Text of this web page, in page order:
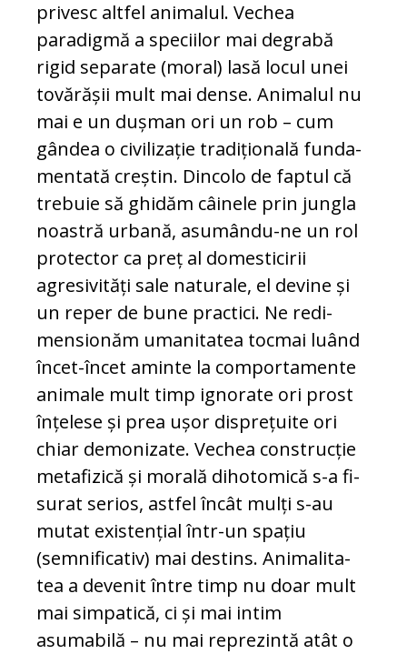
privesc altfel ani­malul. Ve­chea
paradigmă a speciilor mai degrabă
rigid separate (moral) lasă locul unei
to­vărășii mult mai dense. Animalul nu
mai e un dușman ori un rob – cum
gân­dea o ci­vilizație tradițională fun­da­
men­tată creș­tin. Dincolo de faptul că
tre­buie să ghidăm câi­nele prin jungla
noastră ur­ba­nă, asu­mân­du-ne un rol
protector ca preț al do­mes­ti­cirii
agresivități sale na­tu­rale, el de­vi­ne și
un reper de bune practici. Ne re­di­
men­sio­năm uma­ni­tatea toc­mai luând
încet-în­cet aminte la com­por­ta­men­te
animale mult timp ig­no­ra­te ori prost
în­țelese și prea ușor dis­pre­țuite ori
chiar de­­mo­nizate. Vechea cons­trucție
me­ta­fi­zică și morală di­ho­to­mică s-a fi­
su­rat se­rios, ast­fel în­cât mulți s-au
mutat exis­ten­țial într-un spa­țiu
(semnificativ) mai des­tins. Ani­ma­li­ta­
tea a devenit între timp nu doar mult
mai simpatică, ci și mai in­tim
asumabilă – nu mai reprezintă atât o